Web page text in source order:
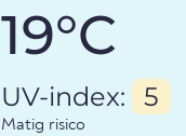
19°C
UV-index: 5
Matig risico